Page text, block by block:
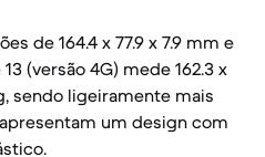
de 164.4 x 77.9 x 7.9 mm e
(versão 4G) mede 162.3 x
sendo ligeiramente mais
um design com